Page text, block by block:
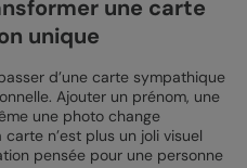
une carte
unique
d’une carte sympathique
Ajouter un prénom, une
une photo change
n’est plus un joli visuel
pensée pour une personne